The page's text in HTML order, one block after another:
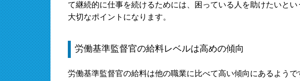
て継続的に仕事を続けるためには、困っている人を助けたいと
大切なポイントになります。
労働基準監督官の給料レベルは高めの傾向
労働基準監督官の給料は他の職業に比べて高い傾向にあるよう